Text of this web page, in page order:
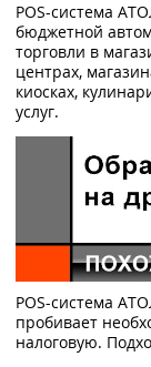
POS-система
бюджетной
торговли в
центрах,
киосках,
услуг.
POS-система
пробивает
налоговую.